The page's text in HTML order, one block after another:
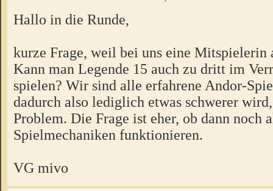
Hallo in die Runde,
kurze Frage, weil bei uns eine Mitspielerin
Kann man Legende 15 auch zu dritt im
spielen? Wir sind alle erfahrene Andor-
dadurch also lediglich etwas schwerer
Problem. Die Frage ist eher, ob dann noch
Spielmechaniken funktionieren.
VG mivo